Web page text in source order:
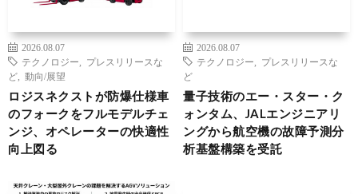
2026.08.07
テクノロジー
プレスリリースな
ど
動向/展望
ロジスネクストが防爆仕様車
のフォークをフルモデルチェ
ンジ、オペレーターの快適性
向上図る
2026.08.07
テクノロジー
プレスリリースな
ど
量子技術のエー・スター・ク
ォンタム、JALエンジニアリ
ングから航空機の故障予測分
析基盤構築を受託